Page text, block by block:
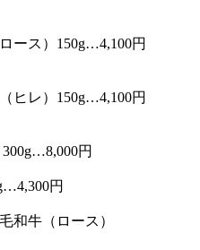
ース）150g…4,100円
ヒレ）150g…4,100円
円
円
和牛（ロース）